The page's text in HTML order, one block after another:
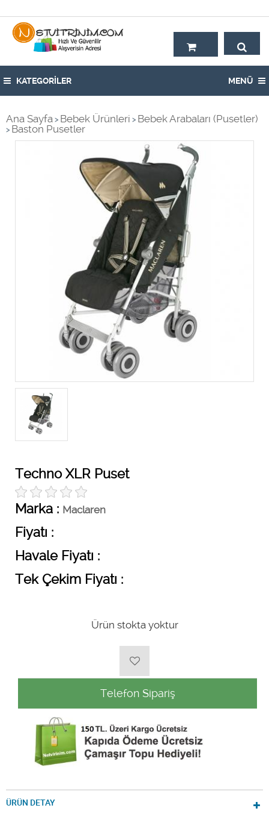
KATEGORİLER MENÜ
Ana Sayfa > Bebek Ürünleri > Bebek Arabaları (Pusetler)
> Baston Pusetler
Techno XLR Puset
Marka : Maclaren
Fiyatı :
Havale Fiyatı :
Tek Çekim Fiyatı :
Ürün stokta yoktur
Telefon Sipariş
ÜRÜN DETAY